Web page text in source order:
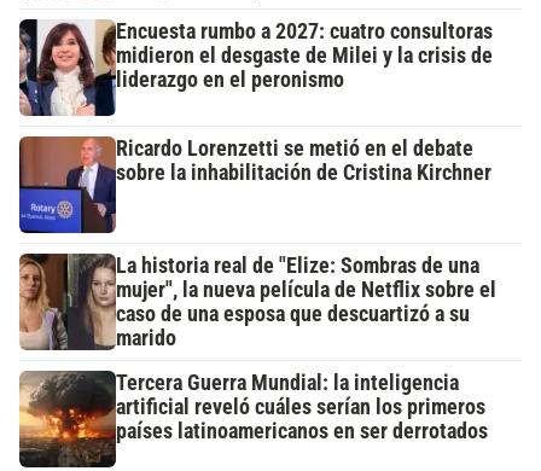
Encuesta rumbo a 2027: cuatro consultoras
midieron el desgaste de Milei y la crisis de
liderazgo en el peronismo
Ricardo Lorenzetti se metió en el debate
sobre la inhabilitación de Cristina Kirchner
La historia real de "Elize: Sombras de una
mujer", la nueva película de Netflix sobre el
caso de una esposa que descuartizó a su
marido
Tercera Guerra Mundial: la inteligencia
artificial reveló cuáles serían los primeros
países latinoamericanos en ser derrotados